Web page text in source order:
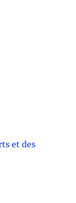
et des